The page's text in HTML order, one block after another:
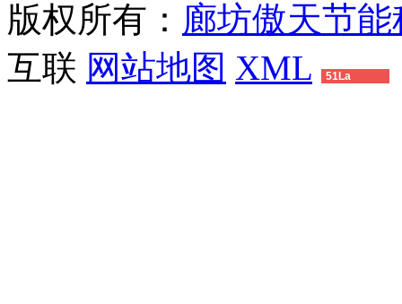
版权所有： 廊坊傲天节
互联 网站地图 XML 51La